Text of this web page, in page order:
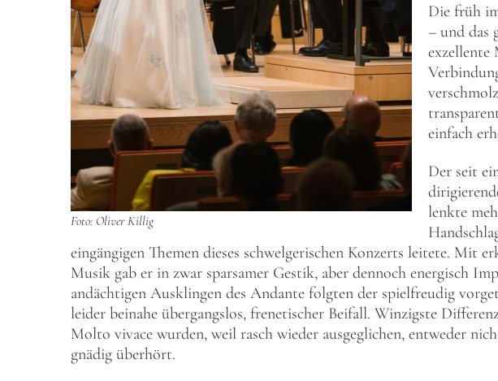
Foto: Oliver Killig
Die früh
– und das
exzellente
einfach
Der seit
lenkte
eingängigen Themen dieses schwelgerischen Konzerts leitete. Mit
Musik gab er in zwar sparsamer Gestik, aber dennoch energisch
andächtigen Ausklingen des Andante folgten der spielfreudig
leider beinahe übergangslos, frenetischer Beifall. Winzigste
Molto vivace wurden, weil rasch wieder ausgeglichen, entweder
gnädig überhört.